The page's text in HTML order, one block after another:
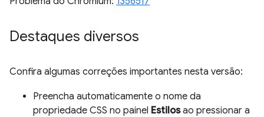
Destaques diversos
Confira algumas correções importantes nesta versão:
Preencha automaticamente o nome da
propriedade CSS no painel Estilosao pressionar a